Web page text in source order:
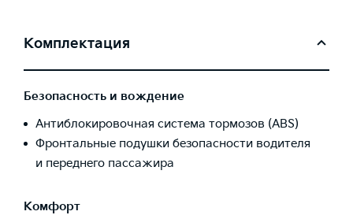
Комплектация
Безопасность и вождение
Антиблокировочная система тормозов (ABS)
Фронтальные подушки безопасности водителя
и переднего пассажира
Комфорт